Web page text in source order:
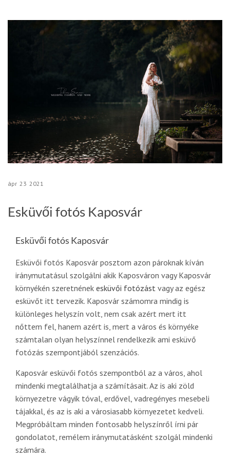
ápr 23 2021
Esküvői fotós Kaposvár
Esküvői fotós Kaposvár
Esküvői fotós Kaposvár posztom azon pároknak kíván
iránymutatásul szolgálni akik Kaposváron vagy Kaposvár
környékén szeretnének esküvői fotózást vagy az egész
esküvőt itt tervezik. Kaposvár számomra mindig is
különleges helyszín volt, nem csak azért mert itt
nőttem fel, hanem azért is, mert a város és környéke
számtalan olyan helyszínnel rendelkezik ami esküvő
fotózás szempontjából szenzációs.
Kaposvár esküvői fotós szempontból az a város, ahol
mindenki megtalálhatja a számításait. Az is aki zöld
környezetre vágyik tóval, erdővel, vadregényes mesebeli
tájakkal, és az is aki a városiasabb környezetet kedveli.
Megpróbáltam minden fontosabb helyszínről írni pár
gondolatot, remélem iránymutatásként szolgál mindenki
számára.